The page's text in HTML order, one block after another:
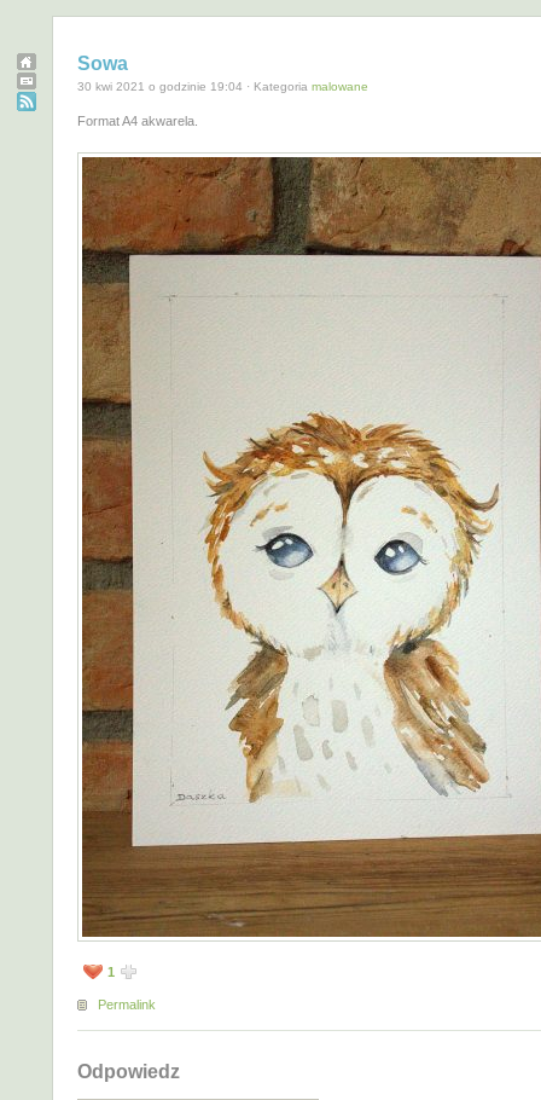
Sowa
30 kwi 2021 o godzinie 19:04 · Kategoria malowane
Format A4 akwarela.
1
Permalink
Odpowiedz